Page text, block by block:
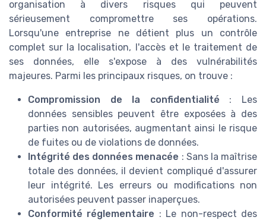
organisation à divers risques qui peuvent
sérieusement compromettre ses opérations.
Lorsqu'une entreprise ne détient plus un contrôle
complet sur la localisation, l'accès et le traitement de
ses données, elle s'expose à des vulnérabilités
majeures. Parmi les principaux risques, on trouve :
Compromission de la confidentialité : Les
données sensibles peuvent être exposées à des
parties non autorisées, augmentant ainsi le risque
de fuites ou de violations de données.
Intégrité des données menacée : Sans la maîtrise
totale des données, il devient compliqué d'assurer
leur intégrité. Les erreurs ou modifications non
autorisées peuvent passer inaperçues.
Conformité réglementaire : Le non-respect des